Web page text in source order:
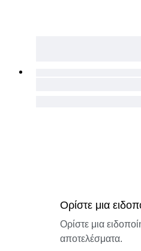
Ορίστε μια
Ορίστε μια
αποτελέσματα.